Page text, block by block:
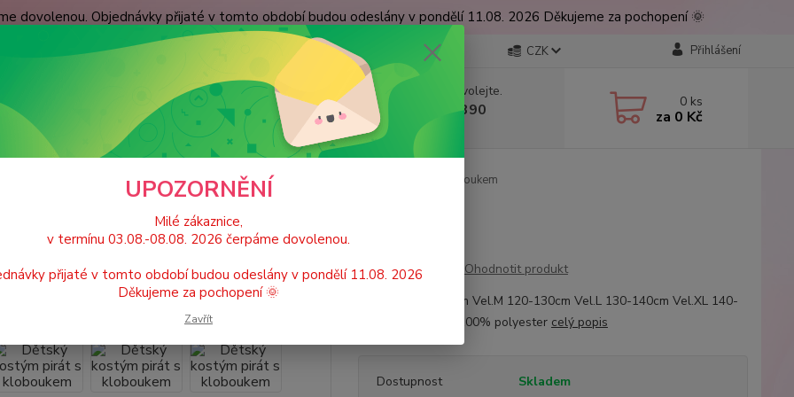
dovolenou. Objednávky přijaté v tomto období budou odeslány v pondělí 11.08. 2026 Děkujeme za pochopení 🌞
Spokojenost zákazníků CZK Přihlášení
Hledat
Nevíte si rady? Zavolejte.
+420 777 224 390
(Po-Pá, 9-17 hod.)
0 ks
za 0 Kč
Dětské karnevalové kostýmy / Princeznovské šaty, doplňky Dětský kostým pirát s kloboukem
kostým pirát s kloboukem
Ohodnotit produkt
Vel. S 100-120cm Vel.M 120-130cm Vel.L 130-140cm Vel.XL 140-
150cm Materiál: 100% polyester celý popis
Dostupnost
Skladem
UPOZORNĚNÍ
Milé zákaznice,
v termínu 03.08.-08.08. 2026 čerpáme dovolenou.
přijaté v tomto období budou odeslány v pondělí 11.08. 2026
Děkujeme za pochopení 🌞
Zavřít